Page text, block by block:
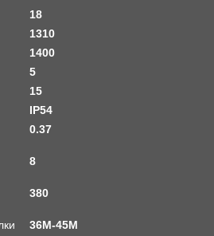
18
1310
1400
5
15
IP54
0.37
8
380
36М-45М